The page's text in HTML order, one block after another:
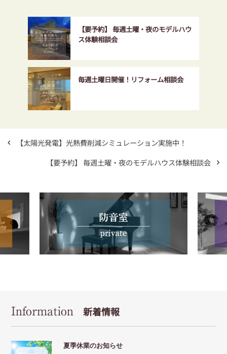
【要予約】 毎週土曜・夜のモデルハウ
ス体験相談会
毎週土曜日開催！リフォーム相談会
【太陽光発電】光熱費削減シミュレーション実施中！
【要予約】 毎週土曜・夜のモデルハウス体験相談会
Information 新着情報
夏季休業のお知らせ